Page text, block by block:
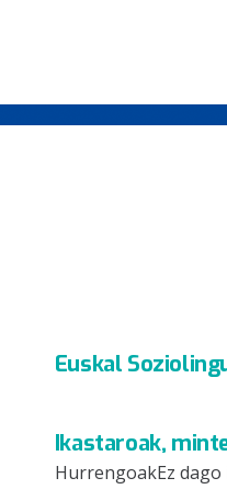
Euskal
Ikastaroak,
HurrengoakEz